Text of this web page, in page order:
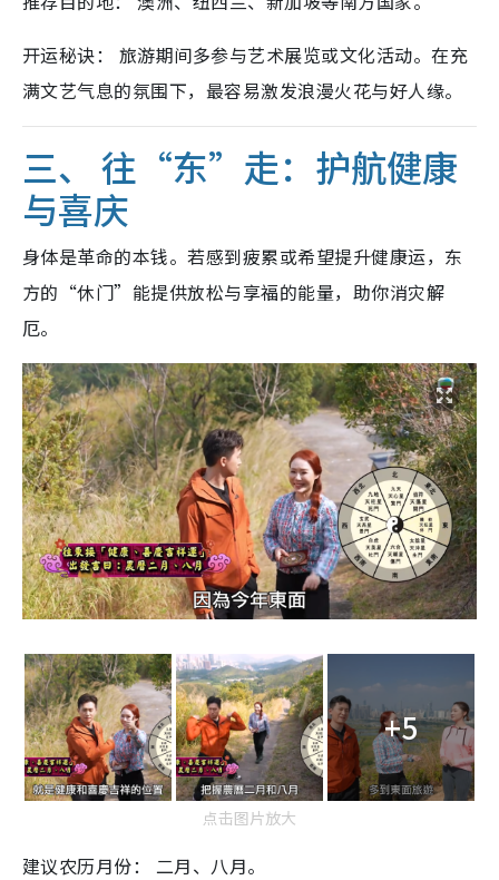
开运秘诀： 旅游期间多参与艺术展览或文化活动。在充
满文艺气息的氛围下，最容易激发浪漫火花与好人缘。
三、 往“东”走：护航健康
与喜庆
身体是革命的本钱。若感到疲累或希望提升健康运，东
方的“休门”能提供放松与享福的能量，助你消灾解
厄。
+5
点击图片放大
建议农历月份： 二月、八月。